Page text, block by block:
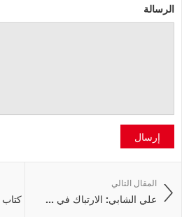
الرسالة
إرسال
كتاب
المقال التالي
علي الشابي: الارتباك في ...